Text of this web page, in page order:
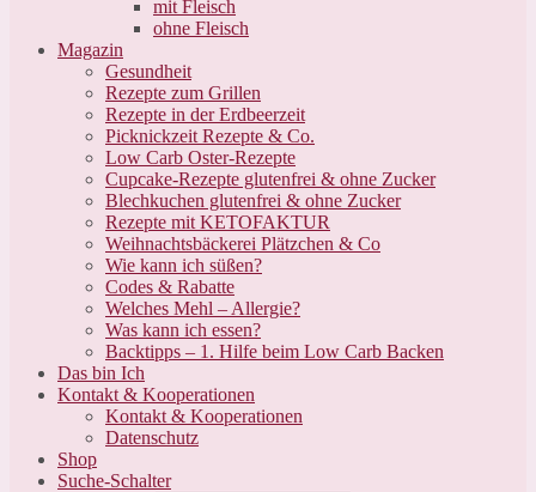
mit Fleisch
ohne Fleisch
Magazin
Gesundheit
Rezepte zum Grillen
Rezepte in der Erdbeerzeit
Picknickzeit Rezepte & Co.
Low Carb Oster-Rezepte
Cupcake-Rezepte glutenfrei & ohne Zucker
Blechkuchen glutenfrei & ohne Zucker
Rezepte mit KETOFAKTUR
Weihnachtsbäckerei Plätzchen & Co
Wie kann ich süßen?
Codes & Rabatte
Welches Mehl – Allergie?
Was kann ich essen?
Backtipps – 1. Hilfe beim Low Carb Backen
Das bin Ich
Kontakt & Kooperationen
Kontakt & Kooperationen
Datenschutz
Shop
Suche-Schalter